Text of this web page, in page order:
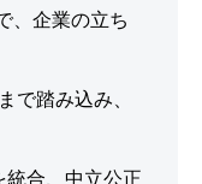
、企業の立ち
まで踏み込み、
統合、中立公正